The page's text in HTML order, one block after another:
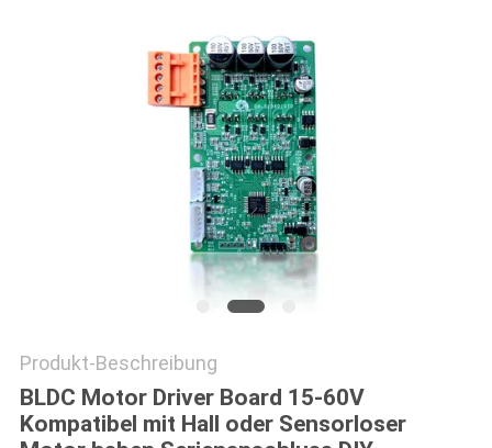
Produkt-Beschreibung
BLDC Motor Driver Board 15-60V
Kompatibel mit Hall oder Sensorloser